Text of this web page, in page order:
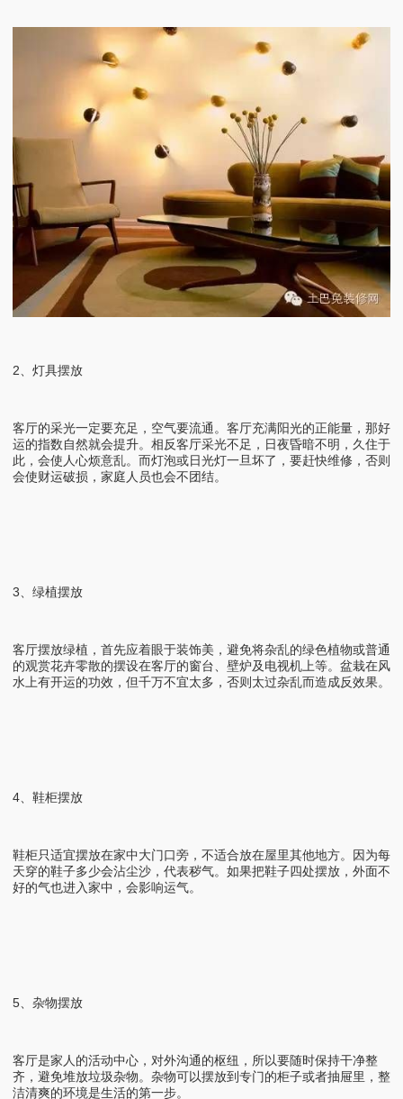
2、灯具摆放
客厅的采光一定要充足，空气要流通。客厅充满阳光的正能量，那好
运的指数自然就会提升。相反客厅采光不足，日夜昏暗不明，久住于
此，会使人心烦意乱。而灯泡或日光灯一旦坏了，要赶快维修，否则
会使财运破损，家庭人员也会不团结。
3、绿植摆放
客厅摆放绿植，首先应着眼于装饰美，避免将杂乱的绿色植物或普通
的观赏花卉零散的摆设在客厅的窗台、壁炉及电视机上等。盆栽在风
水上有开运的功效，但千万不宜太多，否则太过杂乱而造成反效果。
4、鞋柜摆放
鞋柜只适宜摆放在家中大门口旁，不适合放在屋里其他地方。因为每
天穿的鞋子多少会沾尘沙，代表秽气。如果把鞋子四处摆放，外面不
好的气也进入家中，会影响运气。
5、杂物摆放
客厅是家人的活动中心，对外沟通的枢纽，所以要随时保持干净整
齐，避免堆放垃圾杂物。杂物可以摆放到专门的柜子或者抽屉里，整
洁清爽的环境是生活的第一步。